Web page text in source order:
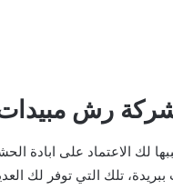
رش مبيدات
لك الاعتماد على ابادة
تلك التي توفر لك